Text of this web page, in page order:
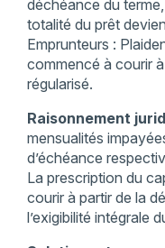
déchéance du
totalité du prêt
Emprunteurs :
commencé à courir
régularisé.
Raisonnement
mensualités
d’échéance
La prescription du
courir à partir de la
l’exigibilité intégrale